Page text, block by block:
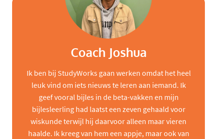
Coach Joshua
Ik ben bij StudyWorks gaan werken omdat het heel
leuk vind om iets nieuws te leren aan iemand. Ik
geef vooral bijles in de beta-vakken en mijn
bijlesleerling had laatst een zeven gehaald voor
wiskunde terwijl hij daarvoor alleen maar vieren
haalde. Ik kreeg van hem een appje, maar ook van